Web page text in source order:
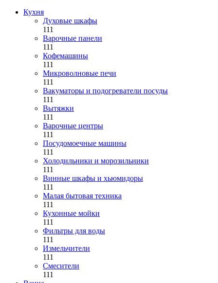
Кухня
Духовые шкафы
111
Варочные панели
111
Кофемашины
111
Микроволновые печи
111
Вакуматоры и подогреватели посуды
111
Вытяжки
111
Варочные центры
111
Посудомоечные машины
111
Холодильники и морозильники
111
Винные шкафы и хьюмидоры
111
Малая бытовая техника
111
Кухонные мойки
111
Фильтры для воды
111
Измельчители
111
Смесители
111